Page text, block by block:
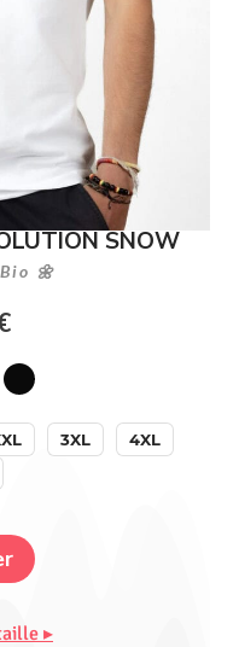
SNOW
🌼
3XL
4XL
▸